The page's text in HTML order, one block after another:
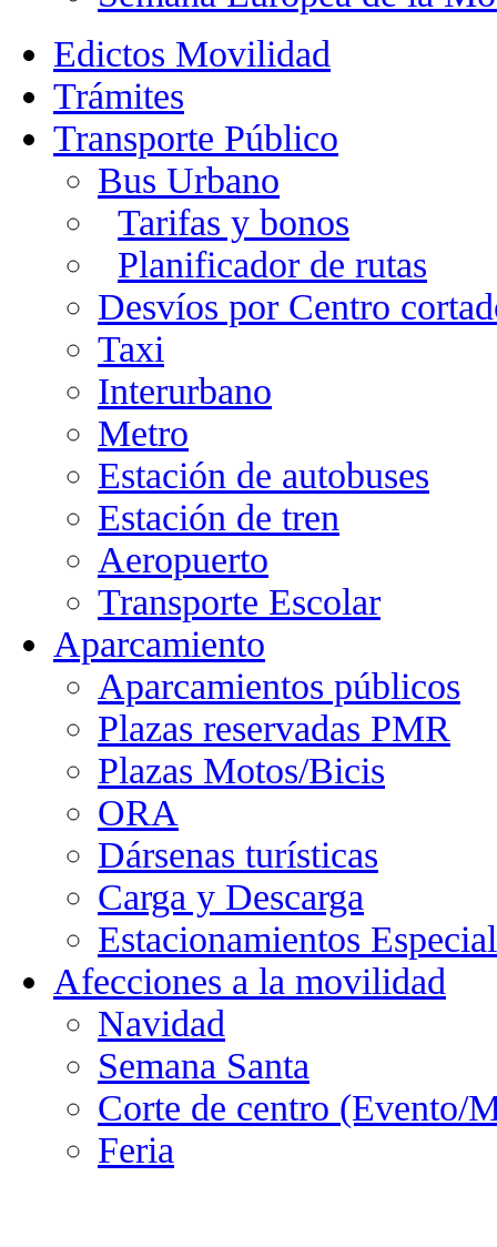
Edictos Movilidad
Trámites
Transporte Público
Bus Urbano
Tarifas y bonos
Planificador de rutas
Desvíos por Centro
Taxi
Interurbano
Metro
Estación de autobuses
Estación de tren
Aeropuerto
Transporte Escolar
Aparcamiento
Aparcamientos públicos
Plazas reservadas PMR
Plazas Motos/Bicis
ORA
Dársenas turísticas
Carga y Descarga
Estacionamientos
Afecciones a la movilidad
Navidad
Semana Santa
Corte de centro (Evento/
Feria